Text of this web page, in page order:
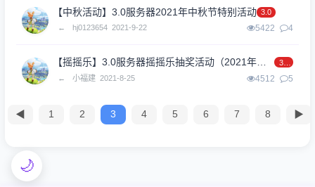
【中秋活动】3.0服务器2021年中秋节特别活动 3.0
←
hj0123654 2021-9-22 5422 4
【摇摇乐】3.0服务器摇摇乐抽奖活动（2021年周年庆）
3.0
←
小福建 2021-8-25 4512 5
◀ 1 2 3 4 5 6 7 8 ▶
🌙